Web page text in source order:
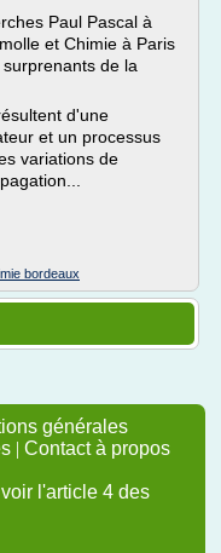
Paul Pascal à
et Chimie à Paris
de la
d'une
et un processus
variations de
bordeaux
générales
| Contact à propos
l'article 4 des